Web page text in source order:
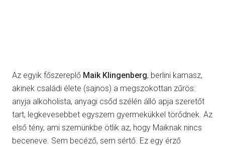
Az egyik főszereplő Maik Klingenberg, berlini kamasz,
akinek családi élete (sajnos) a megszokottan zűrös:
anyja alkoholista, anyagi csőd szélén álló apja szeretőt
tart, legkevesebbet egyszem gyermekükkel törődnek. Az
első tény, ami szemünkbe ötlik az, hogy Maiknak nincs
beceneve. Sem becéző, sem sértő. Ez egy érző